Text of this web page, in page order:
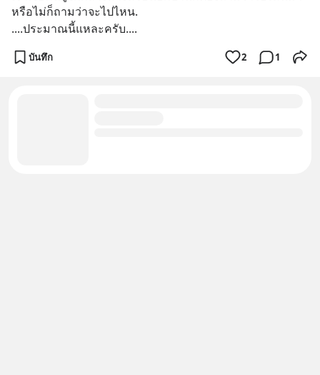
หรือไม่ก็ถามว่าจะไปไหน.
....ประมาณนี้แหละครับ....
บันทึก 2 1